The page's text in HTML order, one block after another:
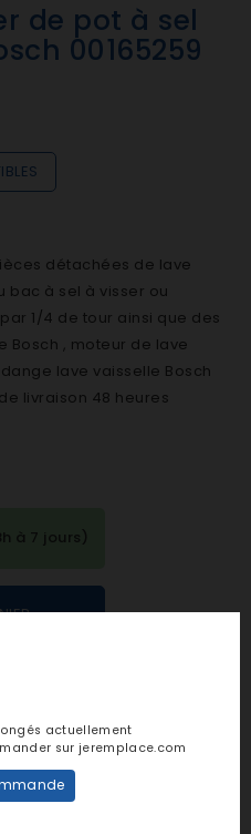
de pot à sel
00165259
détachées de lave
bac à sel à visser ou
1/4 de tour ainsi que des
Bosch , moteur de lave
lave vaisselle Bosch
livraison 48 heures
à 7 jours)
actuellement
sur jeremplace.com